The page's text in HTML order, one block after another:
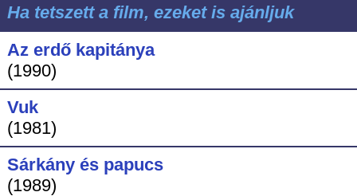
Ha tetszett a film, ezeket is ajánljuk
Az erdő kapitánya
(1990)
Vuk
(1981)
Sárkány és papucs
(1989)